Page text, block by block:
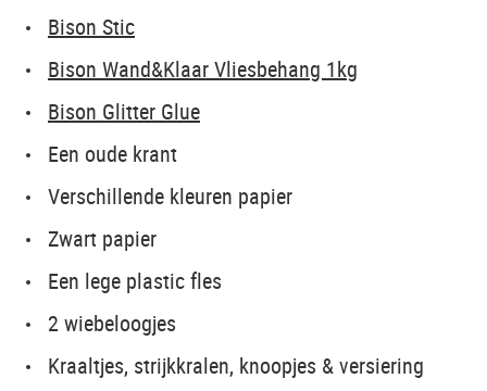
Bison Stic
Bison Wand&Klaar Vliesbehang 1kg
Bison Glitter Glue
Een oude krant
Verschillende kleuren papier
Zwart papier
Een lege plastic fles
2 wiebeloogjes
Kraaltjes, strijkkralen, knoopjes & versiering